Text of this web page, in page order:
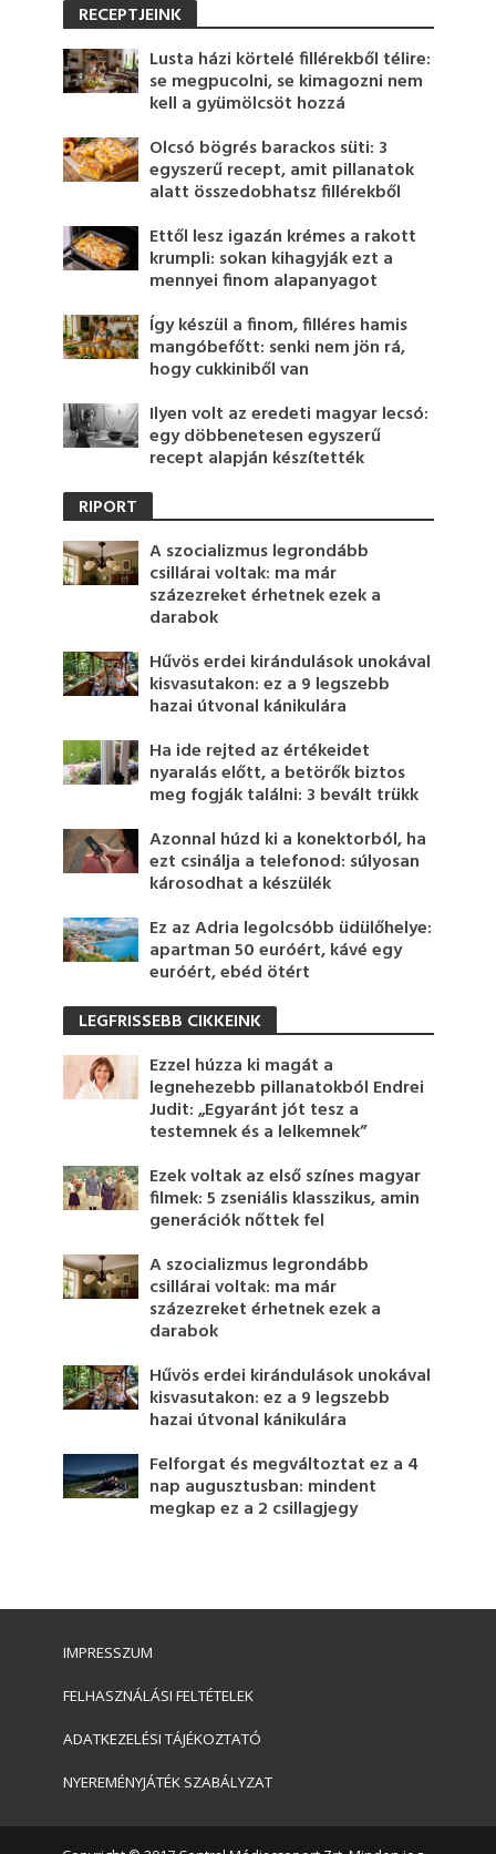
RECEPTJEINK
Lusta házi körtelé fillérekből télire:
se megpucolni, se kimagozni nem
kell a gyümölcsöt hozzá
Olcsó bögrés barackos süti: 3
egyszerű recept, amit pillanatok
alatt összedobhatsz fillérekből
Ettől lesz igazán krémes a rakott
krumpli: sokan kihagyják ezt a
mennyei finom alapanyagot
Így készül a finom, filléres hamis
mangóbefőtt: senki nem jön rá,
hogy cukkiniből van
Ilyen volt az eredeti magyar lecsó:
egy döbbenetesen egyszerű
recept alapján készítették
RIPORT
A szocializmus legrondább
csillárai voltak: ma már
százezreket érhetnek ezek a
darabok
Hűvös erdei kirándulások unokával
kisvasutakon: ez a 9 legszebb
hazai útvonal kánikulára
Ha ide rejted az értékeidet
nyaralás előtt, a betörők biztos
meg fogják találni: 3 bevált trükk
Azonnal húzd ki a konektorból, ha
ezt csinálja a telefonod: súlyosan
károsodhat a készülék
Ez az Adria legolcsóbb üdülőhelye:
apartman 50 euróért, kávé egy
euróért, ebéd ötért
LEGFRISSEBB CIKKEINK
Ezzel húzza ki magát a
legnehezebb pillanatokból Endrei
Judit: „Egyaránt jót tesz a
testemnek és a lelkemnek”
Ezek voltak az első színes magyar
filmek: 5 zseniális klasszikus, amin
generációk nőttek fel
A szocializmus legrondább
csillárai voltak: ma már
százezreket érhetnek ezek a
darabok
Hűvös erdei kirándulások unokával
kisvasutakon: ez a 9 legszebb
hazai útvonal kánikulára
Felforgat és megváltoztat ez a 4
nap augusztusban: mindent
megkap ez a 2 csillagjegy
IMPRESSZUM
FELHASZNÁLÁSI FELTÉTELEK
ADATKEZELÉSI TÁJÉKOZTATÓ
NYEREMÉNYJÁTÉK SZABÁLYZAT